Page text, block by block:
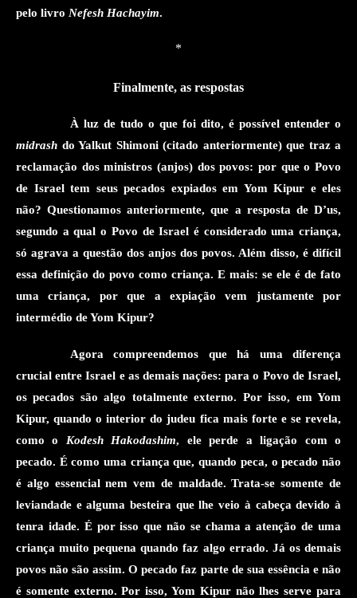
pelo livro Nefesh Hachayim.
*
Finalmente, as respostas
À luz de tudo o que foi dito, é possível entender o
midrash do Yalkut Shimoni (citado anteriormente) que traz a
reclamação dos ministros (anjos) dos povos: por que o Povo
de Israel tem seus pecados expiados em Yom Kipur e eles
não?Questionamos anteriormente, que a resposta de D’us,
segundo a qual o Povo de Israel é considerado umacriança,
só agrava a questão dos anjos dos povos. Além disso, é difícil
essa definição do povo como criança. E mais: se ele é de fato
uma criança, por que a expiação vem justamente por
intermédio de Yom Kipur?
Agoracompreendemos que há uma diferença
crucial entre Israel e as demais nações: para o Povo de Israel,
os pecados são algo totalmente externo. Por isso, em Yom
Kipur, quandoo interiordo judeu fica mais forte e se revela,
como o Kodesh Hakodashim, ele perde a ligação com o
pecado. É como uma criança que, quando peca, o pecado não
é algo essencial nem vem de maldade. Trata-se somente de
leviandade e alguma besteira que lhe veio à cabeça devido à
tenra idade. É por isso que não se chama a atenção de uma
criança muito pequena quando faz algo errado. Já os demais
povos não são assim. O pecado faz parte de sua essência e não
é somente externo. Por isso, Yom Kipur não lhes serve para